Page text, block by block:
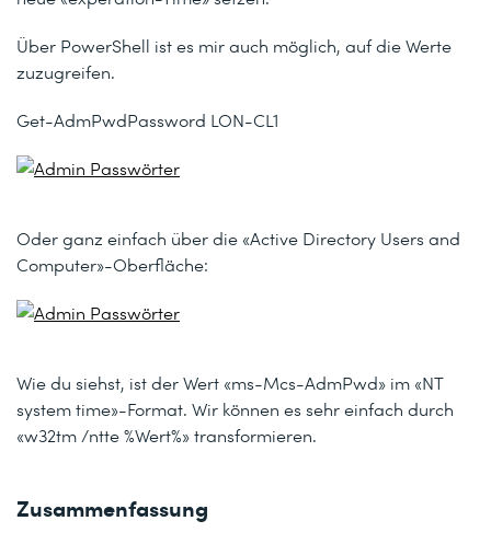
Über PowerShell ist es mir auch möglich, auf die Werte
zuzugreifen.
Get-AdmPwdPassword LON-CL1
Oder ganz einfach über die «Active Directory Users and
Computer»-Oberfläche:
Wie du siehst, ist der Wert «ms-Mcs-AdmPwd» im «NT
system time»-Format. Wir können es sehr einfach durch
«w32tm /ntte %Wert%»transformieren.
Zusammenfassung